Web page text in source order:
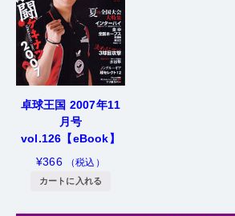
卓球王国 2007年11
月号
vol.126【eBook】
¥366 （税込）
カートに入れる